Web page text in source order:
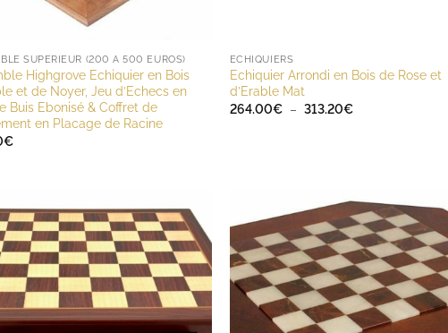
SUPÉRIEUR (200 À 500 EUROS)
Highgrove Echiquier en Bois
et de Noyer, Jeu d’Echecs en
Buis Ebonisé & Coffret de
en Placage de Racine
€
ECHIQUIERS
Echiquier Arrondi en Bois de Rose et
d’Erable Mat
264.00€ – 313.20€Plage